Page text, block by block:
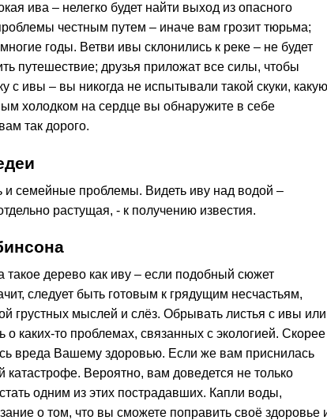
ива – нелегко будет найти выход из опасного
честным путем – иначе вам грозит тюрьма;
годы. Ветви ивы склонились к реке – не будет
путешествие; друзья приложат все силы, чтобы
с ивы – вы никогда не испытывали такой скуки, какую
холодком на сердце вы обнаружите в себе
так дорого.
и семейные проблемы. Видеть иву над водой –
растущая, - к получению известия.
такое дерево как иву – если подобный сюжет
следует быть готовым к грядущим несчастьям,
грустных мыслей и слёз. Обрывать листья с ивы или
о каких-то проблемах, связанных с экологией. Скорее
вреда Вашему здоровью. Если же вам приснилась
катастрофе. Вероятно, вам доведется не только
одним из этих пострадавших. Капли воды,
о том, что вы сможете поправить своё здоровье